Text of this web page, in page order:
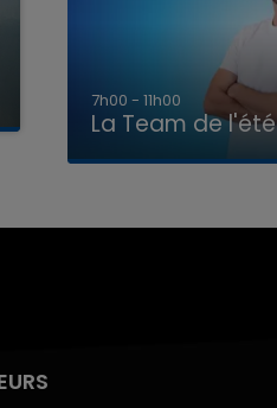
7h00 - 11h00
La Team de l'été